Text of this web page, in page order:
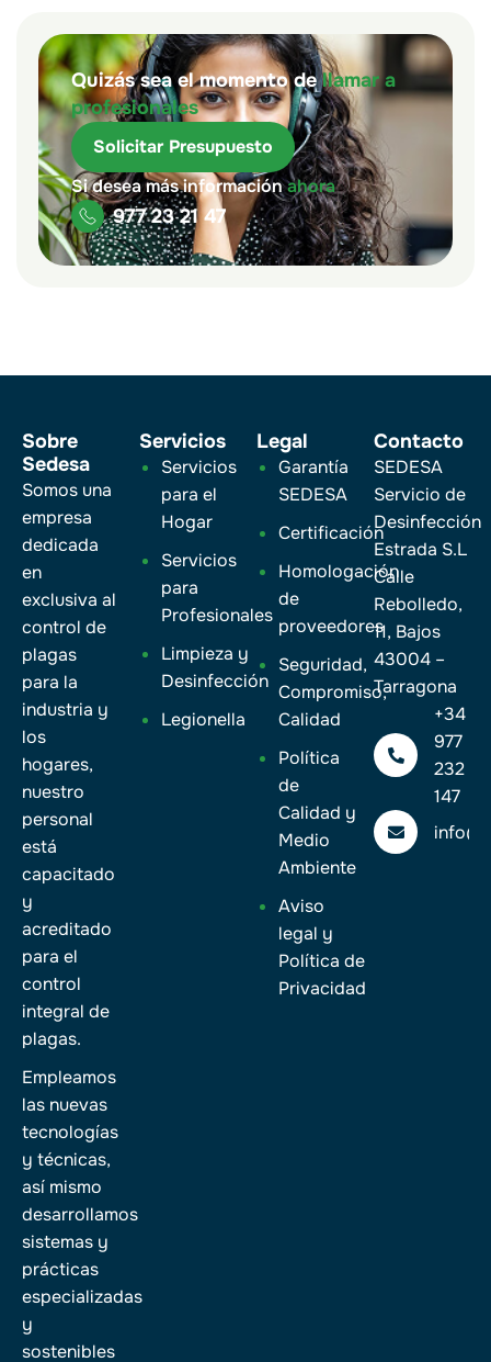
Quizás sea el momento dellamar a
profesionales
Solicitar Presupuesto
Si desea más informaciónahora
977 23 21 47
Sobre
Sedesa
Somos una
empresa
dedicada
en
exclusiva al
control de
plagas
para la
industria y
los
hogares,
nuestro
personal
está
capacitado
y
acreditado
para el
control
integral de
plagas.
Empleamos
las nuevas
tecnologías
y técnicas,
así mismo
desarrollamos
sistemas y
prácticas
especializadas
y
sostenibles
Servicios
Servicios
para el
Hogar
Servicios
para
Profesionales
Limpieza y
Desinfección
Legionella
Legal
Garantía
SEDESA
Certificación
Homologación
de
proveedores
Seguridad,
Compromiso,
Calidad
Política
de
Calidad y
Medio
Ambiente
Aviso
legal y
Política de
Privacidad
Contacto
SEDESA
Servicio de
Desinfección
Estrada S.L
Calle
Rebolledo,
11, Bajos
43004 –
Tarragona
+34
977
232
147